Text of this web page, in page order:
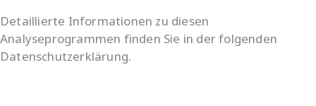
Detaillierte Informationen zu diesen
Analyseprogrammen finden Sie in der folgenden
Datenschutzerklärung.